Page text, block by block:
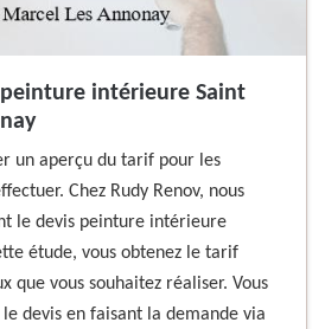
intérieure Saint
un aperçu du tarif pour les
Chez Rudy Renov, nous
le devis peinture intérieure
étude, vous obtenez le tarif
que vous souhaitez réaliser. Vous
devis en faisant la demande via